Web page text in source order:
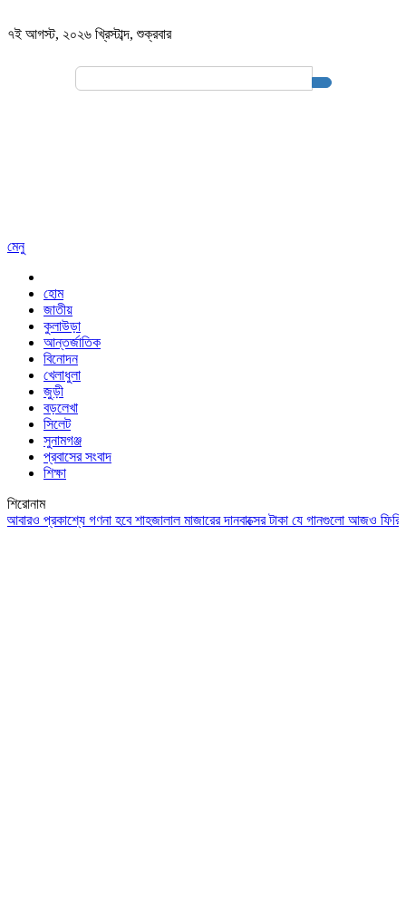
৭ই আগস্ট, ২০২৬ খ্রিস্টাব্দ,শুক্রবার
Search
মেনু
হোম
জাতীয়
কুলাউড়া
আন্তর্জাতিক
বিনোদন
খেলাধুলা
জুড়ী
বড়লেখা
সিলেট
সুনামগঞ্জ
প্রবাসের সংবাদ
শিক্ষা
শিরোনাম
প্রকাশ্যে গণনা হবে শাহজালাল মাজারের দানবাক্সের টাকাযে গানগুলো আজও ফিরিয়ে নেয়